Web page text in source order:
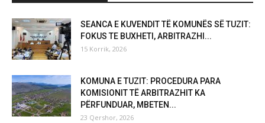
SEANCA E KUVENDIT TË KOMUNËS SË TUZIT:
FOKUS TE BUXHETI, ARBITRAZHI...
15 Korrik, 2026
KOMUNA E TUZIT: PROCEDURA PARA
KOMISIONIT TË ARBITRAZHIT KA
PËRFUNDUAR, MBETEN...
23 Qershor, 2026